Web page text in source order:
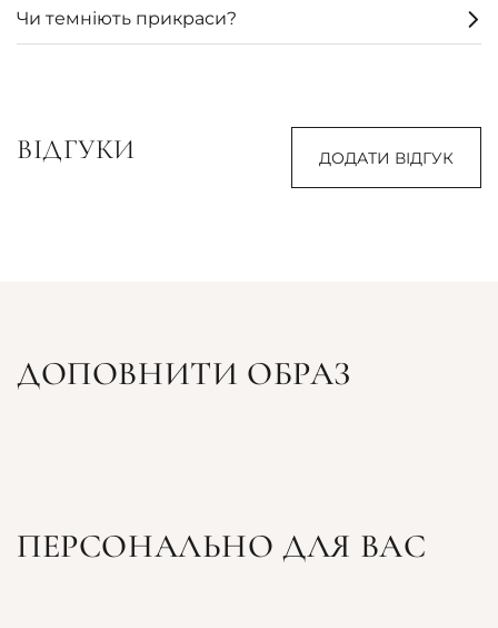
Чи темніють прикраси?
ВІДГУКИ ДОДАТИ ВІДГУК
ДОПОВНИТИ ОБРАЗ
ПЕРСОНАЛЬНО ДЛЯ ВАС